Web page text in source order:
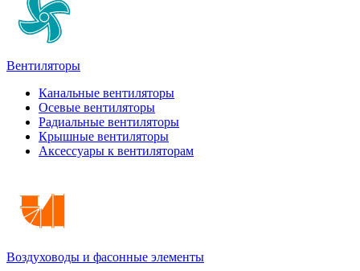
Вентиляторы
Канальные вентиляторы
Осевые вентиляторы
Радиальные вентиляторы
Крышные вентиляторы
Аксессуары к вентиляторам
Воздуховоды и фасонные элементы